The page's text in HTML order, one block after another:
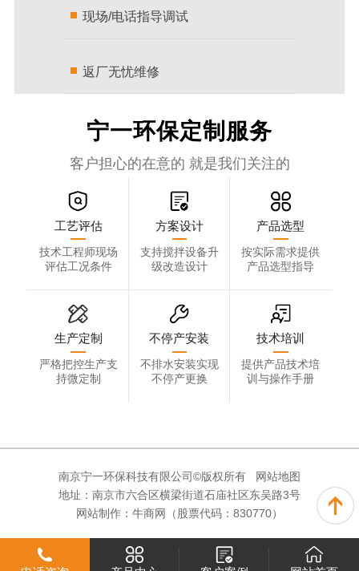
现场/电话指导调试
返厂无忧维修
宁一环保定制服务
客户担心的在意的 就是我们关注的
工艺评估
技术工程师现场
评估工况条件
方案设计
支持搅拌设备升
级改造设计
产品选型
按实际需求提供
产品选型指导
生产定制
严格把控生产支
持微定制
不停产安装
不排水安装实现
不停产更换
技术培训
提供产品技术培
训与操作手册
南京宁一环保科技有限公司©版权所有
网站地图
地址：南京市六合区横梁街道石庙社区东吴路3号
网站制作： 牛商网 （股票代码：830770）